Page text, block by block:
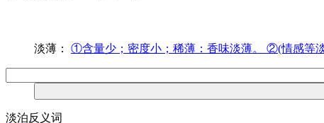
淡薄： ①含量少；密度小；稀薄：香味淡薄。 ②(情感等
淡泊反义词